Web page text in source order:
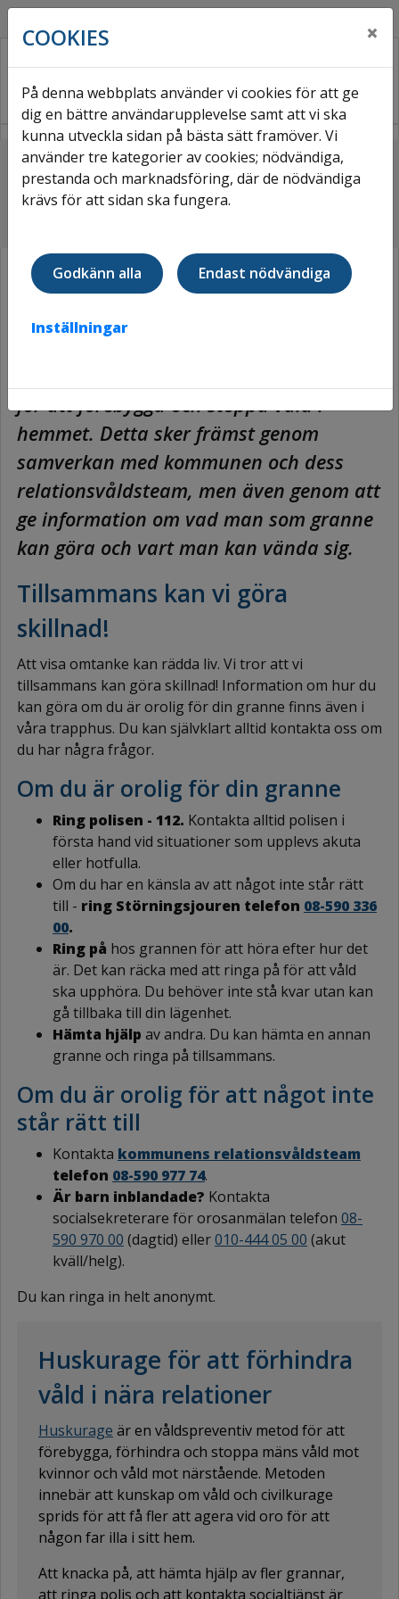
Hem För hyresgäster
Bo hos Väsbyhem
Trivsel och trygghet
Orolig för din granne?
Väsbyhem har tagit beslut om att lyfta
för att förebygga och stoppa våld i
hemmet. Detta sker främst genom
samverkan med kommunen och dess
relationsvåldsteam, men även genom att
ge information om vad man som granne
kan göra och vart man kan vända sig.
Tillsammans kan vi göra
skillnad!
Att visa omtanke kan rädda liv. Vi tror att vi
tillsammans kan göra skillnad! Information om hur du
kan göra om du är orolig för din granne finns även i
våra trapphus. Du kan självklart alltid kontakta oss om
du har några frågor.
Om du är orolig för din granne
Ring polisen - 112. Kontakta alltid polisen i
första hand vid situationer som upplevs akuta
eller hotfulla.
Om du har en känsla av att något inte står rätt
till - ring Störningsjouren telefon 08-590 336
00.
Ring på hos grannen för att höra efter hur det
är. Det kan räcka med att ringa på för att våld
ska upphöra. Du behöver inte stå kvar utan kan
gå tillbaka till din lägenhet.
Hämta hjälp av andra. Du kan hämta en annan
granne och ringa på tillsammans.
Om du är orolig för att något inte
står rätt till
Kontakta kommunens relationsvåldsteam
telefon 08-590 977 74.
Är barn inblandade? Kontakta
socialsekreterare för orosanmälan telefon 08-
590 970 00 (dagtid) eller010-444 05 00 (akut
kväll/helg).
Du kan ringa in helt anonymt.
Huskurage för att förhindra
våld i nära relationer
Huskurage är en våldspreventiv metod för att
förebygga, förhindra och stoppa mäns våld mot
kvinnor och våld mot närstående. Metoden
innebär att kunskap om våld och civilkurage
sprids för att få fler att agera vid oro för att
någon far illa i sitt hem.
Att knacka på, att hämta hjälp av fler grannar,
att ringa polis och att kontakta socialtjänst är
COOKIES ×
På denna webbplats använder vi cookies för att ge
dig en bättre användarupplevelse samt att vi ska
kunna utveckla sidan på bästa sätt framöver. Vi
använder tre kategorier av cookies; nödvändiga,
prestanda och marknadsföring, där de nödvändiga
krävs för att sidan ska fungera.
Godkänn alla Endast nödvändiga
Inställningar